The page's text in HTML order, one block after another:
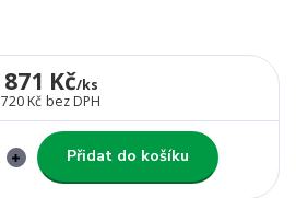
871 Kč/ks
720 Kč bez DPH
Přidat do košíku